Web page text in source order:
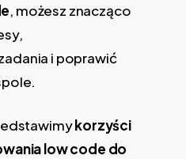
, możesz znacząco
i poprawić
korzyści
low code do